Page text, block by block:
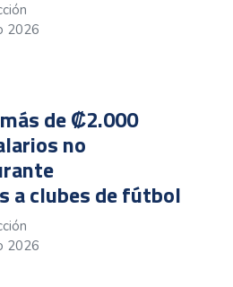
2026
de ₡2.000
no
a clubes de fútbol
2026